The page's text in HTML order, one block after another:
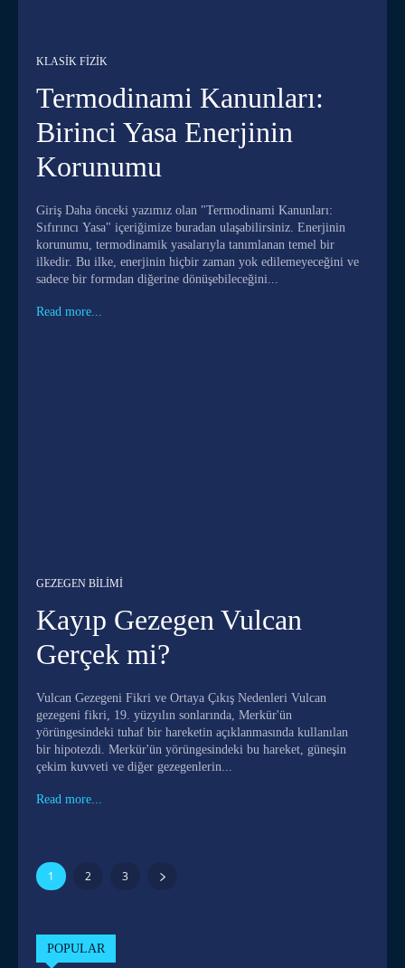
KLASIK FIZIK
Termodinami Kanunları:
Birinci Yasa Enerjinin
Korunumu
Giriş Daha önceki yazımız olan "Termodinami Kanunları:
Sıfırıncı Yasa" içeriğimize buradan ulaşabilirsiniz. Enerjinin
korunumu, termodinamik yasalarıyla tanımlanan temel bir
ilkedir. Bu ilke, enerjinin hiçbir zaman yok edilemeyeceğini ve
sadece bir formdan diğerine dönüşebileceğini...
Read more...
GEZEGEN BILIMI
Kayıp Gezegen Vulcan
Gerçek mi?
Vulcan Gezegeni Fikri ve Ortaya Çıkış Nedenleri Vulcan
gezegeni fikri, 19. yüzyılın sonlarında, Merkür'ün
yörüngesindeki tuhaf bir hareketin açıklanmasında kullanılan
bir hipotezdi. Merkür'ün yörüngesindeki bu hareket, güneşin
çekim kuvveti ve diğer gezegenlerin...
Read more...
1 2 3
POPULAR